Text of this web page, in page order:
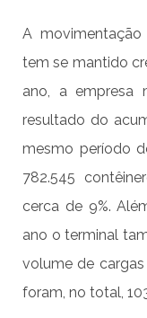
A
tem se mantido
ano, a empresa
resultado do
mesmo período
782.545
cerca de 9%.
ano o terminal
volume de
foram, no total,